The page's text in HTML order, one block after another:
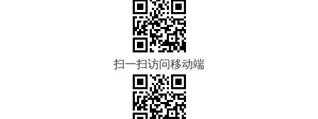
扫一扫访问移动端